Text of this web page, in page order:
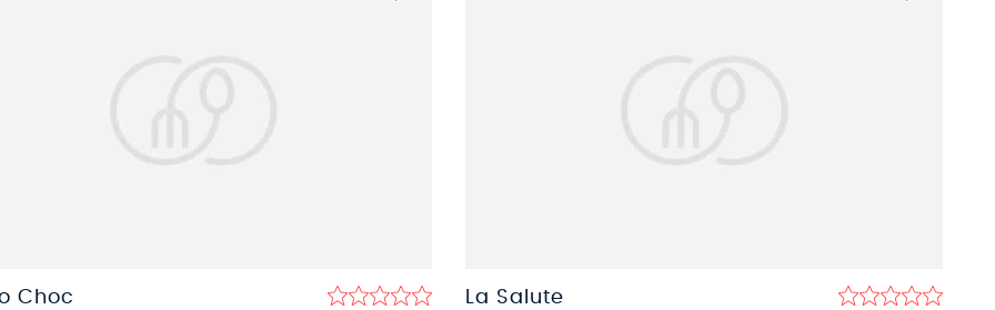
Choc La Salute